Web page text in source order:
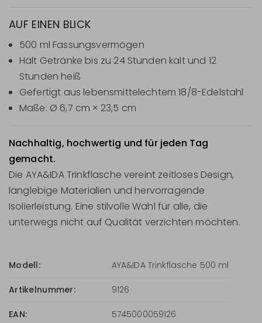
AUF EINEN BLICK
500 ml Fassungsvermögen
Hält Getränke bis zu 24 Stunden kalt und 12
Stunden heiß
Gefertigt aus lebensmittelechtem 18/8-Edelstahl
Maße: Ø 6,7 cm × 23,5 cm
Nachhaltig, hochwertig und für jeden Tag
gemacht.
Die AYA&IDA Trinkflasche vereint zeitloses Design,
langlebige Materialien und hervorragende
Isolierleistung. Eine stilvolle Wahl für alle, die
unterwegs nicht auf Qualität verzichten möchten.
Modell: AYA&IDA Trinkflasche 500 ml
Artikelnummer: 9126
EAN: 5745000059126